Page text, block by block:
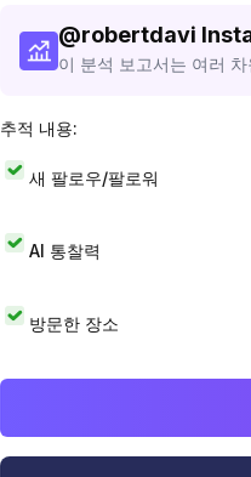
@robertdavi
이 분석 보고서는 여러
추적 내용:
새 팔로우/팔로워
AI 통찰력
방문한 장소